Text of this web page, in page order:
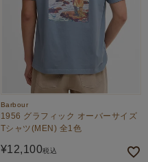
Barbour
1956 グラフィック オーバーサイズ
Tシャツ(MEN) 全1色
¥12,100税込